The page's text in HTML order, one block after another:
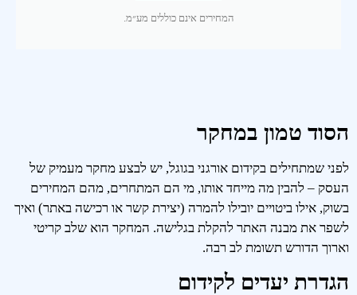
המחירים אינם כוללים מע״מ.
הסוד טמון במחקר
לפני שמתחילים בקידום אורגני בגוגל, יש לבצע מחקר מעמיק של
העסק – להבין מה מייחד אותו, מי הם המתחרים, מהם המחירים
בשוק, אילו ביטויים יובילו להמרה (יצירת קשר או רכישה באתר) ואיך
לשפר את מבנה האתר להקלת בגלישה. המחקר הוא שלב קריטי
וארוך הדורש תשומת לב רבה.
הגדרת יעדים לקידום